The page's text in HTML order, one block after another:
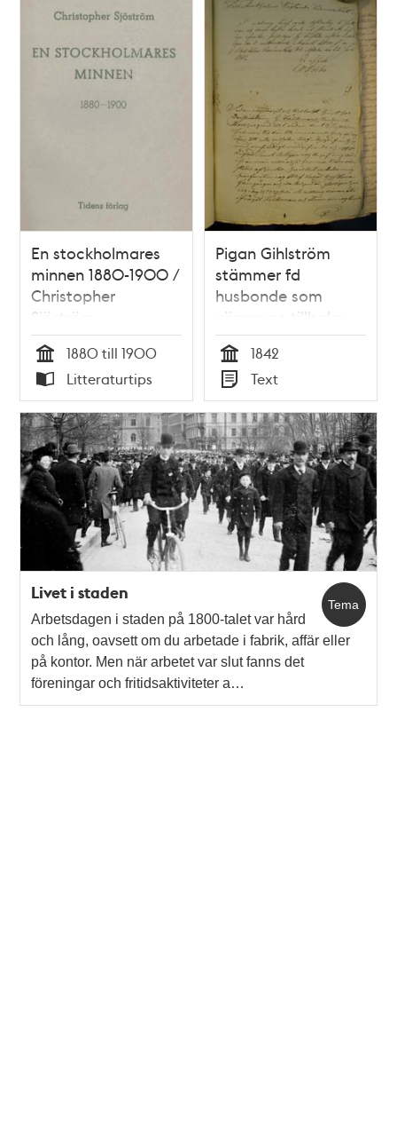
En stockholmares
minnen 1880-1900 /
Christopher
Sjöström
Tid
1880 till 1900
Typ
Litteraturtips
Pigan Gihlström
stämmer fd
husbonde som
vägrar ge tillbaka
hennes kläder -
rättsfall 1842
Tid
1842
Typ
Text
Tema
Livet i staden
Arbetsdagen i staden på 1800-talet var hård
och lång, oavsett om du arbetade i fabrik, affär eller
på kontor. Men när arbetet var slut fanns det
föreningar och fritidsaktiviteter a…